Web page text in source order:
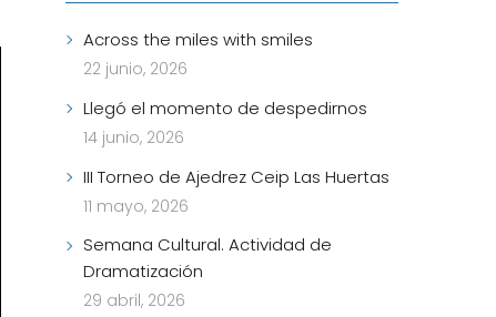
Across the miles with smiles
22 junio, 2026
Llegó el momento de despedirnos
14 junio, 2026
III Torneo de Ajedrez Ceip Las Huertas
11 mayo, 2026
Semana Cultural. Actividad de
Dramatización
29 abril, 2026